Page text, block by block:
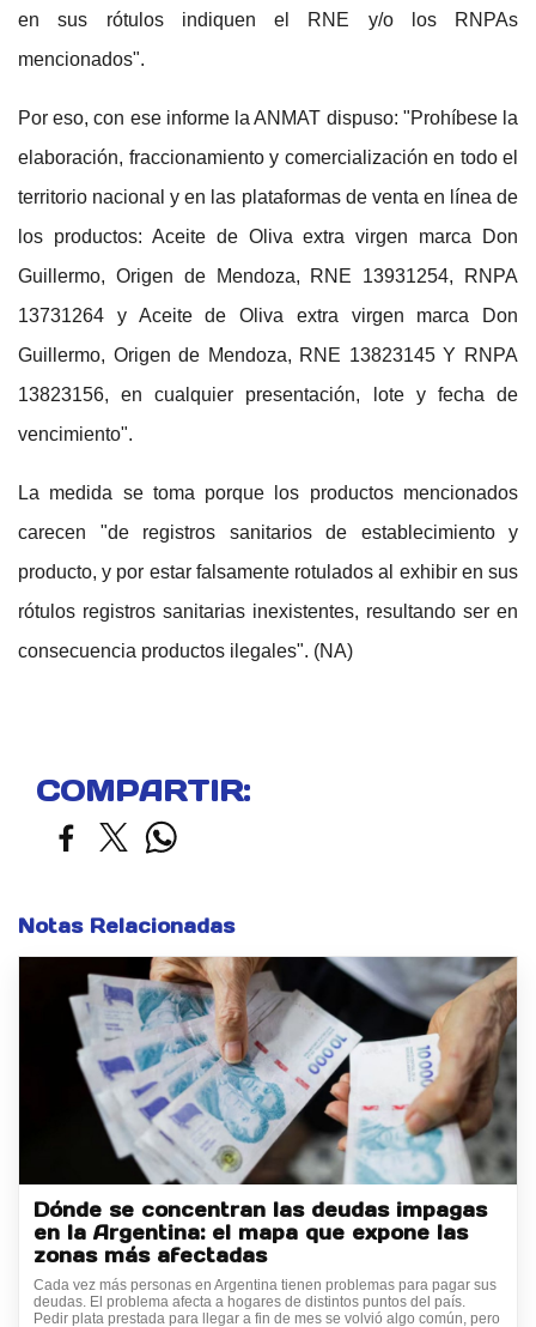
en sus rótulos indiquen el RNE y/o los RNPAs
mencionados".
Por eso, con ese informe la ANMAT dispuso: "Prohíbese la
elaboración, fraccionamiento y comercialización en todo el
territorio nacional y en las plataformas de venta en línea de
los productos: Aceite de Oliva extra virgen marca Don
Guillermo, Origen de Mendoza, RNE 13931254, RNPA
13731264 y Aceite de Oliva extra virgen marca Don
Guillermo, Origen de Mendoza, RNE 13823145 Y RNPA
13823156, en cualquier presentación, lote y fecha de
vencimiento".
La medida se toma porque los productos mencionados
carecen "de registros sanitarios de establecimiento y
producto, y por estar falsamente rotulados al exhibir en sus
rótulos registros sanitarias inexistentes, resultando ser en
consecuencia productos ilegales". (NA)
COMPARTIR:
Notas Relacionadas
Dónde se concentran las deudas impagas
en la Argentina: el mapa que expone las
zonas más afectadas
Cada vez más personas en Argentina tienen problemas para pagar sus
deudas. El problema afecta a hogares de distintos puntos del país.
Pedir plata prestada para llegar a fin de mes se volvió algo común, pero